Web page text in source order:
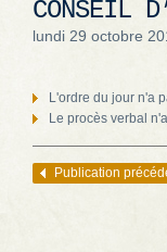
CONSEIL
lundi 29 octobre
L'ordre du jour n'a
Le procès verbal
Navigation des articles
Publication